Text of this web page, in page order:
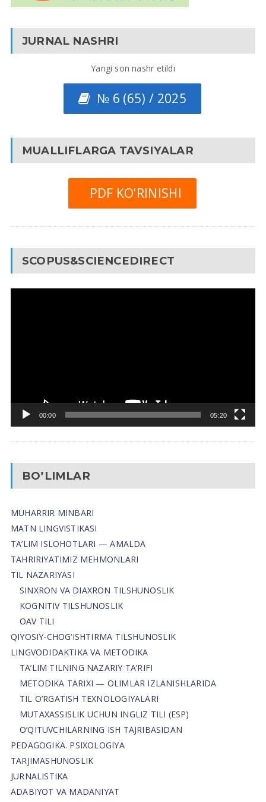
JURNAL NASHRI
Yangi son nashr etildi
№ 6 (65) / 2025
MUALLIFLARGA TAVSIYALAR
PDF KO’RINISHI
SCOPUS&SCIENCEDIRECT
00:00 05:20
BO’LIMLAR
MUHARRIR MINBARI
MATN LINGVISTIKASI
TA’LIM ISLOHOTLARI — AMALDA
TAHRIRIYATIMIZ MEHMONLARI
TIL NAZARIYASI
SINXRON VA DIAXRON TILSHUNOSLIK
KOGNITIV TILSHUNOSLIK
OAV TILI
QIYOSIY-CHOG‘ISHTIRMA TILSHUNOSLIK
LINGVODIDAKTIKA VA METODIKA
TA’LIM TILNING NAZARIY TA’RIFI
METODIKA TARIXI — OLIMLAR IZLANISHLARIDA
TIL O’RGATISH TEXNOLOGIYALARI
MUTAXASSISLIK UCHUN INGLIZ TILI (ESP)
O’QITUVCHILARNING ISH TAJRIBASIDAN
PEDAGOGIKA. PSIXOLOGIYA
TARJIMASHUNOSLIK
JURNALISTIKA
ADABIYOT VA MADANIYAT